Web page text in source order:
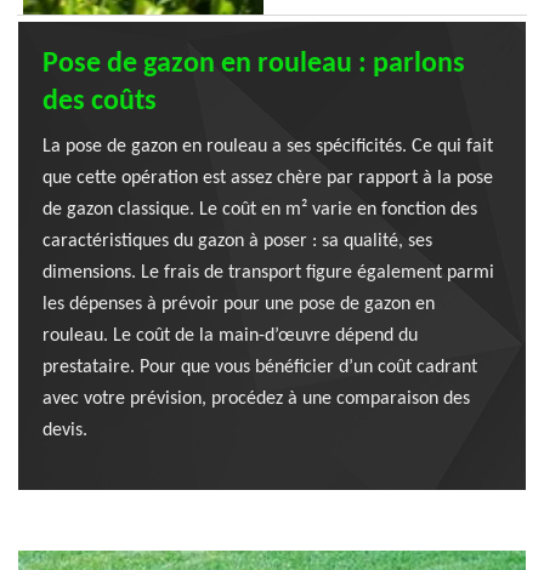
Pose de gazon en rouleau : parlons
des coûts
La pose de gazon en rouleau a ses spécificités. Ce qui fait
que cette opération est assez chère par rapport à la pose
de gazon classique. Le coût en m² varie en fonction des
caractéristiques du gazon à poser : sa qualité, ses
dimensions. Le frais de transport figure également parmi
les dépenses à prévoir pour une pose de gazon en
rouleau. Le coût de la main-d’œuvre dépend du
prestataire. Pour que vous bénéficier d’un coût cadrant
avec votre prévision, procédez à une comparaison des
devis.